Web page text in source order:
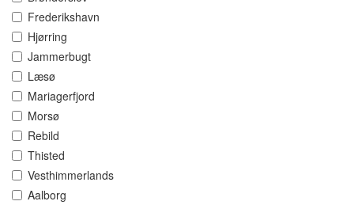
Frederikshavn
Hjørring
Jammerbugt
Læsø
Mariagerfjord
Morsø
Rebild
Thisted
Vesthimmerlands
Aalborg